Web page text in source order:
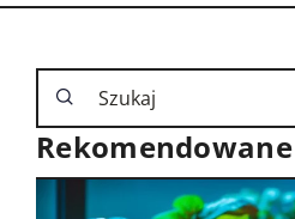
Rekomendowane